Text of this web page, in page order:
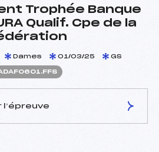
Trophée Banque
Qualif. Cpe de la
Dames 01/03/25 GS